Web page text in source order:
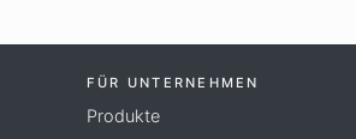
FÜR UNTERNEHMEN
Produkte